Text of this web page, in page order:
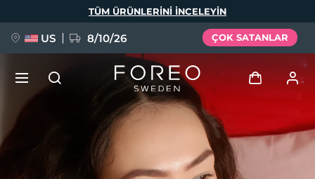
TÜM ÜRÜNLERINI INCELEYIN
US 8/10/26 ÇOK SATANLAR
Giriş
Kullanici profi̇li̇
BREAKING NEWS
Dil Seçimi